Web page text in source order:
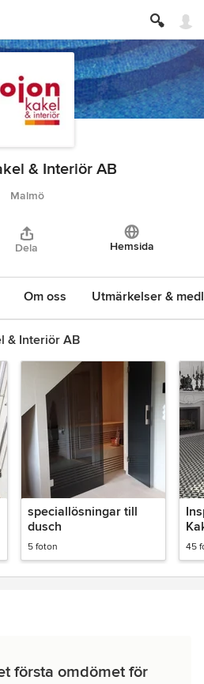
& Interiör AB
Malmö
Dela Hemsida
Om oss Utmärkelser &
& Interiör AB
speciallösningar till
dusch
5 foton 45
första omdömet för